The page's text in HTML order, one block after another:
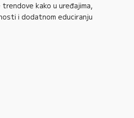
kako u uređajima,
i dodatnom educiranju